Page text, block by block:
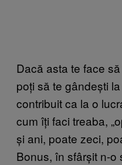
Dacă asta te face
poți să te gândești
contribuit ca la o
cum îți faci treaba,
și ani, poate zeci,
Bonus, în sfârșit n-o